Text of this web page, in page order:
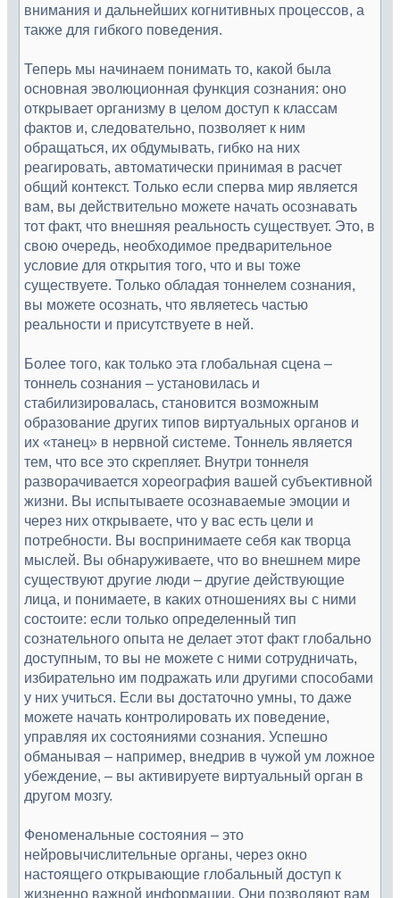
внимания и дальнейших когнитивных процессов, а
также для гибкого поведения.
Теперь мы начинаем понимать то, какой была
основная эволюционная функция сознания: оно
открывает организму в целом доступ к классам
фактов и, следовательно, позволяет к ним
обращаться, их обдумывать, гибко на них
реагировать, автоматически принимая в расчет
общий контекст. Только если сперва мир является
вам, вы действительно можете начать осознавать
тот факт, что внешняя реальность существует. Это, в
свою очередь, необходимое предварительное
условие для открытия того, что и вы тоже
существуете. Только обладая тоннелем сознания,
вы можете осознать, что являетесь частью
реальности и присутствуете в ней.
Более того, как только эта глобальная сцена –
тоннель сознания – установилась и
стабилизировалась, становится возможным
образование других типов виртуальных органов и
их «танец» в нервной системе. Тоннель является
тем, что все это скрепляет. Внутри тоннеля
разворачивается хореография вашей субъективной
жизни. Вы испытываете осознаваемые эмоции и
через них открываете, что у вас есть цели и
потребности. Вы воспринимаете себя как творца
мыслей. Вы обнаруживаете, что во внешнем мире
существуют другие люди – другие действующие
лица, и понимаете, в каких отношениях вы с ними
состоите: если только определенный тип
сознательного опыта не делает этот факт глобально
доступным, то вы не можете с ними сотрудничать,
избирательно им подражать или другими способами
у них учиться. Если вы достаточно умны, то даже
можете начать контролировать их поведение,
управляя их состояниями сознания. Успешно
обманывая – например, внедрив в чужой ум ложное
убеждение, – вы активируете виртуальный орган в
другом мозгу.
Феноменальные состояния – это
нейровычислительные органы, через окно
настоящего открывающие глобальный доступ к
жизненно важной информации. Они позволяют вам